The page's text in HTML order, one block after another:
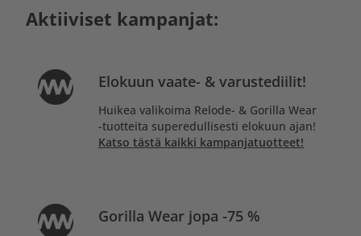
Aktiiviset kampanjat:
Elokuun vaate- & varustediilit!
Huikea valikoima Relode- & Gorilla Wear
-tuotteita superedullisesti elokuun ajan!
Katso tästä kaikki kampanjatuotteet!
Gorilla Wear jopa -75 %